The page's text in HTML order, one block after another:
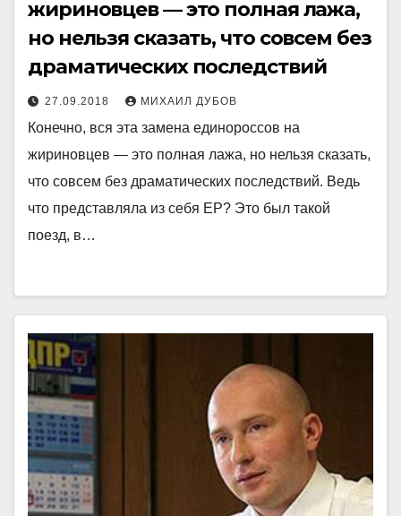
жириновцев — это полная лажа,
но нельзя сказать, что совсем без
драматических последствий
27.09.2018 МИХАИЛ ДУБОВ
Конечно, вся эта замена единороссов на
жириновцев — это полная лажа, но нельзя сказать,
что совсем без драматических последствий. Ведь
что представляла из себя ЕР? Это был такой
поезд, в…